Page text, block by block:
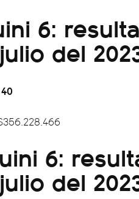
6:
del
6:
del